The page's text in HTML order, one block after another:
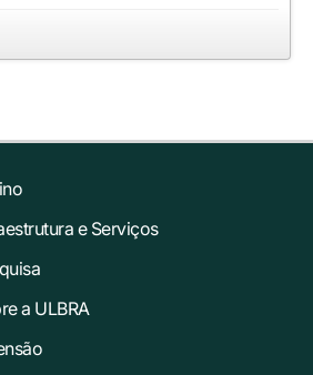
e Serviços
a ULBRA